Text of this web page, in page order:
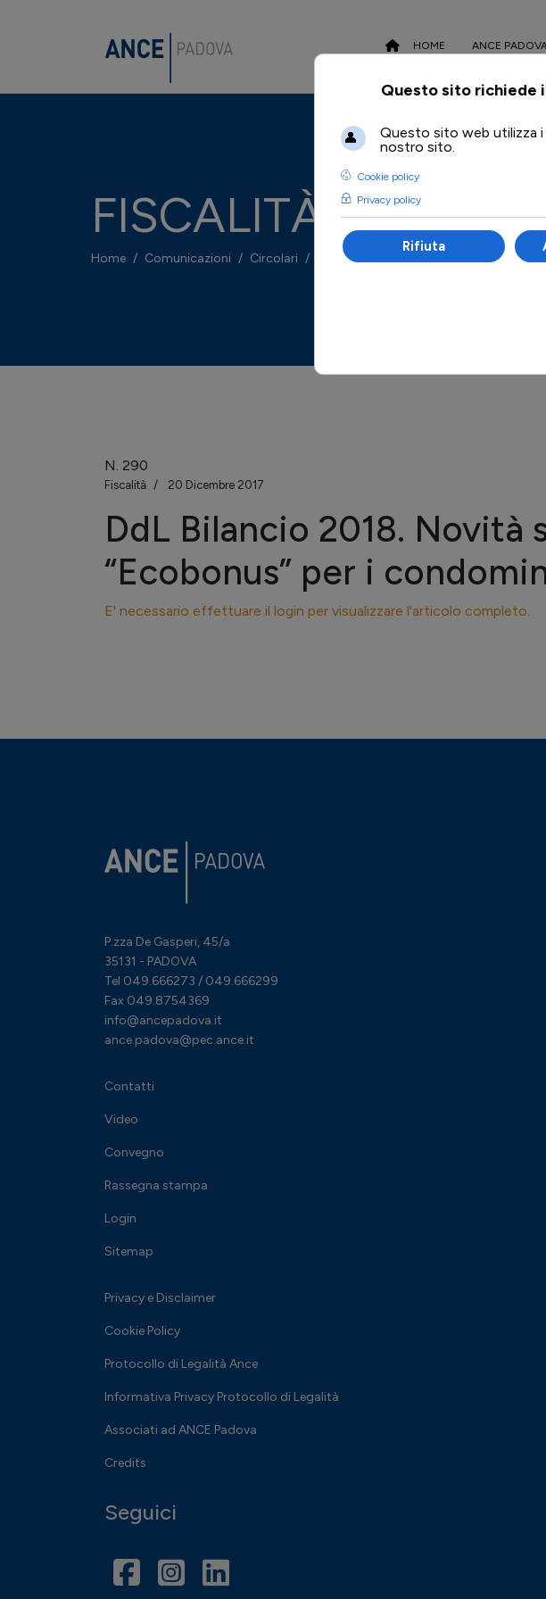
HOME ANCE
FISCALITÀ
Home Comunicazioni Circolari Fiscalità DdL Bilancio 2018. Novità
N. 290
Fiscalità 20 Dicembre 2017
DdL Bilancio 2018. Novità
“Ecobonus” per i
E' necessario effettuare il login per visualizzare l'articolo completo.
P.zza De Gasperi, 45/a
35131 - PADOVA
Tel 049.666273 / 049.666299
Fax 049.8754369
info@ancepadova.it
ance.padova@pec.ance.it
Contatti
Video
Convegno
Rassegna stampa
Login
Sitemap
Privacy e Disclaimer
Cookie Policy
Protocollo di Legalità Ance
Informativa Privacy Protocollo di Legalità
Associati ad ANCE Padova
Credits
Seguici